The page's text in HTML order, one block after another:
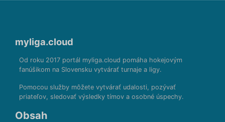
myliga.cloud
Od roku 2017 portál myliga.cloud pomáha hokejovým
fanúšikom na Slovensku vytvárať turnaje a ligy.
Pomocou služby môžete vytvárať udalosti, pozývať
priateľov, sledovať výsledky tímov a osobné úspechy.
Obsah